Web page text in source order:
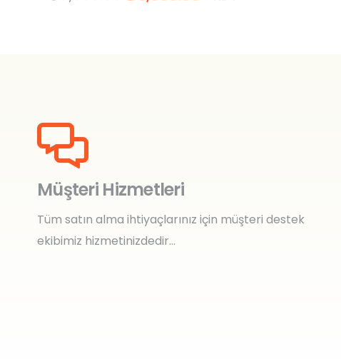
Müşteri Hizmetleri
Tüm satın alma ihtiyaçlarınız için müşteri destek
ekibimiz hizmetinizdedir…